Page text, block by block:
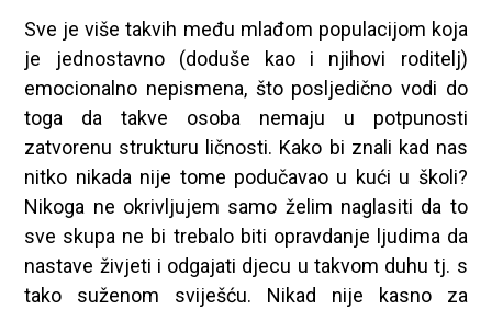
Sve je više takvih među mlađom populacijom koja
je jednostavno (doduše kao i njihovi roditelj)
emocionalno nepismena, što posljedično vodi do
toga da takve osoba nemaju u potpunosti
zatvorenu strukturu ličnosti. Kako bi znali kad nas
nitko nikada nije tome podučavao u kući u školi?
Nikoga ne okrivljujem samo želim naglasiti da to
sve skupa ne bi trebalo biti opravdanje ljudima da
nastave živjeti i odgajati djecu u takvom duhu tj. s
tako suženom sviješću. Nikad nije kasno za